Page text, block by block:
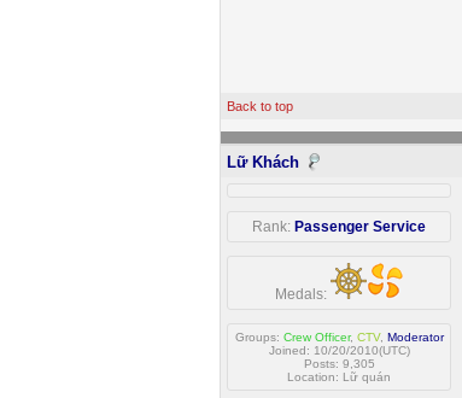
Back to top
Lữ Khách
Rank: Passenger Service
Medals:
Groups: Crew Officer, CTV, Moderator
Joined: 10/20/2010(UTC)
Posts: 9,305
Location: Lữ quán